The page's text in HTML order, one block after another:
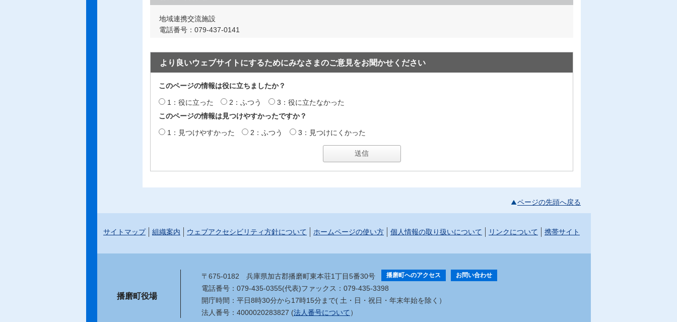
地域連携交流施設
電話番号：079-437-0141
より良いウェブサイトにするためにみなさまのご意見をお聞かせください
このページの情報は役に立ちましたか？
1：役に立った 2：ふつう
3：役に立たなかった
このページの情報は見つけやすかったですか？
1：見つけやすかった 2：ふつう 3：見つけにくかった
ページの先頭へ戻る
サイトマップ 組織案内 ウェブアクセシビリティ方針について ホームページの使い方 個人情報の取り扱いについて リンクについて 携帯サイト
播磨町役場
〒675-0182 兵庫県加古郡播磨町東本荘1丁目5番30号 播磨町へのアクセス お問い合わせ
電話番号：079-435-0355(代表)ファックス：079-435-3398
開庁時間：平日8時30分から17時15分まで( 土・日・祝日・年末年始を除く）
法人番号：4000020283827 (法人番号について ）